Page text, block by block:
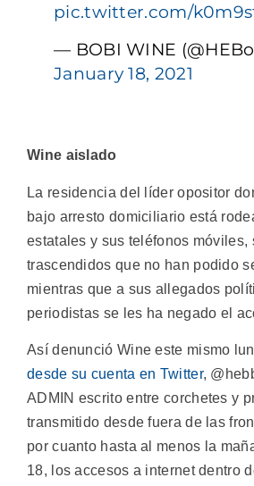
pic.twitter.com/
— BOBI WINE
January 18, 2021
Wine aislado
La residencia del líder opositor
bajo arresto domiciliario está
estatales y sus teléfonos móviles,
trascendidos que no han podido
mientras que a sus allegados
periodistas se les ha negado el
Así denunció Wine este mismo
desde su cuenta en Twitter,
ADMIN escrito entre corchetes y
transmitido desde fuera de las
por cuanto hasta al menos la
18, los accesos a internet dentro